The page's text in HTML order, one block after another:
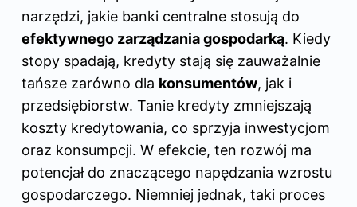
narzędzi, jakie banki centralne stosują do
efektywnego zarządzania gospodarką. Kiedy
stopy spadają, kredyty stają się zauważalnie
tańsze zarówno dla konsumentów, jak i
przedsiębiorstw. Tanie kredyty zmniejszają
koszty kredytowania, co sprzyja inwestycjom
oraz konsumpcji. W efekcie, ten rozwój ma
potencjał do znaczącego napędzania wzrostu
gospodarczego. Niemniej jednak, taki proces